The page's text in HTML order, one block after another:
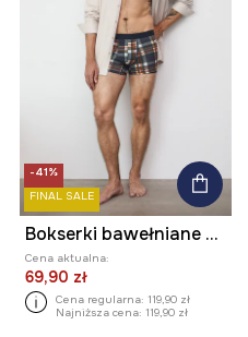
-41%
FINAL SALE
Bokserki bawełniane męskie (3-pack)
Cena aktualna:
69,90 zł
Cena regularna: 119,90 zł
Najniższa cena: 119,90 zł